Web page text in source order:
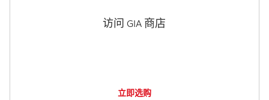
访问 GIA 商店
立即选购